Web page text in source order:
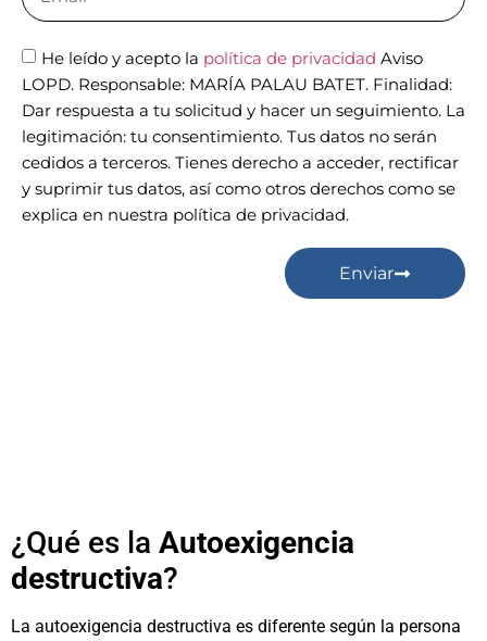
He leído y acepto la política de privacidad Aviso
LOPD. Responsable: MARÍA PALAU BATET. Finalidad:
Dar respuesta a tu solicitud y hacer un seguimiento. La
legitimación: tu consentimiento. Tus datos no serán
cedidos a terceros. Tienes derecho a acceder, rectificar
y suprimir tus datos, así como otros derechos como se
explica en nuestra política de privacidad.
Enviar
¿Qué es la Autoexigencia
destructiva?
La autoexigencia destructiva es diferente según la persona